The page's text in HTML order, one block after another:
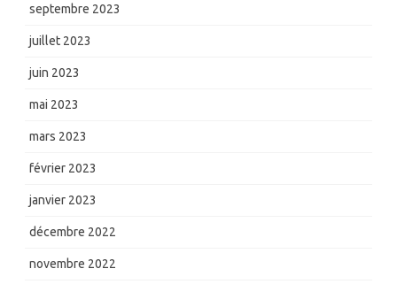
septembre 2023
juillet 2023
juin 2023
mai 2023
mars 2023
février 2023
janvier 2023
décembre 2022
novembre 2022